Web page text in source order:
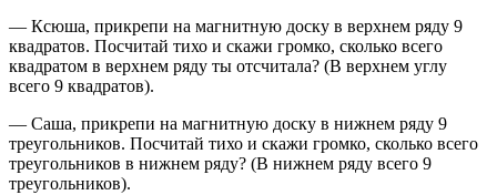
— Ксюша, прикрепи на магнитную доску в верхнем ряду 9
квадратов. Посчитай тихо и скажи громко, сколько всего
квадратом в верхнем ряду ты отсчитала? (В верхнем углу
всего 9 квадратов).
— Саша, прикрепи на магнитную доску в нижнем ряду 9
треугольников. Посчитай тихо и скажи громко, сколько всего
треугольников в нижнем ряду? (В нижнем ряду всего 9
треугольников).